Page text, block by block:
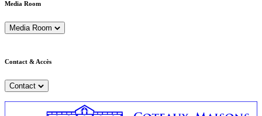
Media Room
Media Room
Contact & Accès
Contact